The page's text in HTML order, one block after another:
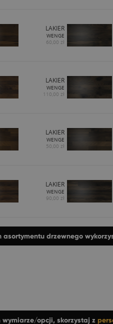
LAKIER
WENGE
60,00 zł
LAKIER
WENGE
110,00 zł
LAKIER
WENGE
50,00 zł
LAKIER
WENGE
90,00 zł
drzewnego
opcji, skorzystaj z